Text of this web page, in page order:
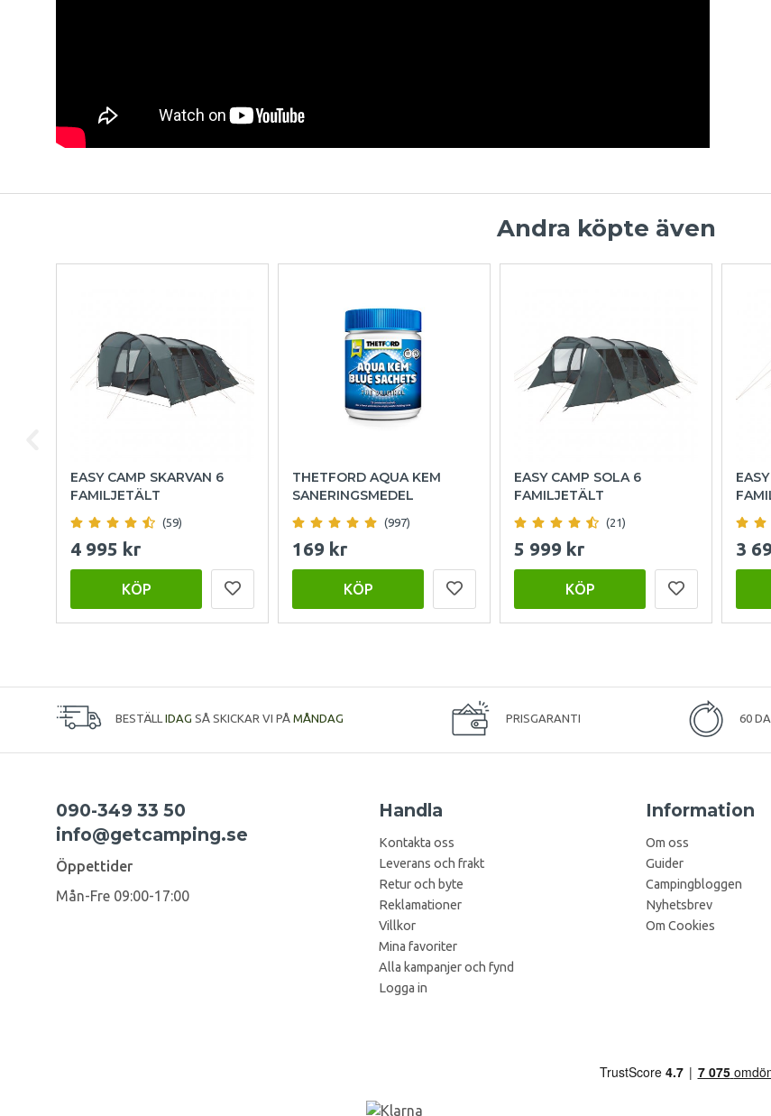
Andra köpte även
EASY CAMP SKARVAN 6
FAMILJETÄLT
(59)
4 995 kr
KÖP
THETFORD AQUA KEM
SANERINGSMEDEL
(997)
169 kr
KÖP
EASY CAMP SOLA 6
FAMILJETÄLT
(21)
5 999 kr
KÖP
3
BESTÄLL IDAG SÅ SKICKAR VI PÅ MÅNDAG PRISGARANTI 60
090-349 33 50
info@getcamping.se
Öppettider
Mån-Fre 09:00-17:00
Handla
Kontakta oss
Leverans och frakt
Retur och byte
Reklamationer
Villkor
Mina favoriter
Alla kampanjer och fynd
Logga in
Information
Om oss
Guider
Campingbloggen
Nyhetsbrev
Om Cookies